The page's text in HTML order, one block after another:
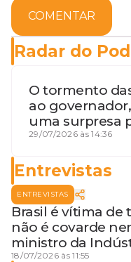
COMENTAR
Radar do
O tormento
ao
uma surpresa
terceira guerra
29/07/2026 às 14:36
Entrevistas
ENTREVISTAS
Brasil é vítima de
não é covarde
ministro da
18/07/2026 às 11:55